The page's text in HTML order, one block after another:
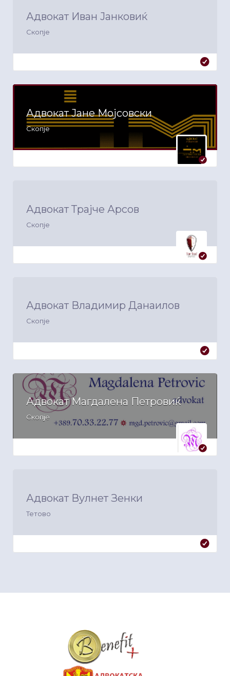
Адвокат Иван Јанковиќ
Скопје
Адвокат Јане Мојсовски
Скопје
Адвокат Трајче Арсов
Скопје
Адвокат Владимир Данаилов
Скопје
Адвокат Магдалена Петровиќ
Скопје
Адвокат Вулнет Зенки
Тетово